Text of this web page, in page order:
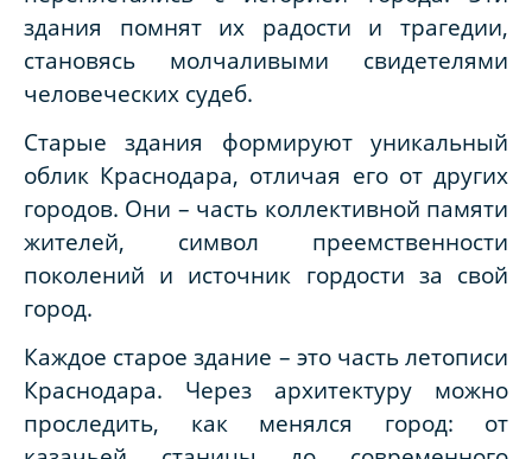
здания помнят их радости и трагедии,
становясь молчаливыми свидетелями
человеческих судеб.
Старые здания формируют уникальный
облик Краснодара, отличая его от других
городов. Они – часть коллективной памяти
жителей, символ преемственности
поколений и источник гордости за свой
город.
Каждое старое здание – это часть летописи
Краснодара. Через архитектуру можно
проследить, как менялся город: от